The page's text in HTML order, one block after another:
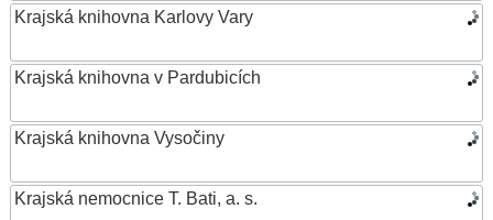
Krajská knihovna Karlovy Vary
Krajská knihovna v Pardubicích
Krajská knihovna Vysočiny
Krajská nemocnice T. Bati, a. s.